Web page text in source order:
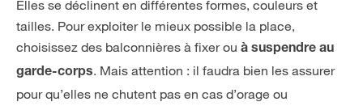
Elles se déclinent en différentes formes, couleurs et
tailles. Pour exploiter le mieux possible la place,
choisissez des balconnières à fixer ou à suspendre au
garde-corps. Mais attention : il faudra bien les assurer
pour qu’elles ne chutent pas en cas d’orage ou